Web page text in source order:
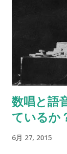
数唱と語
ているか
6月 27, 2015